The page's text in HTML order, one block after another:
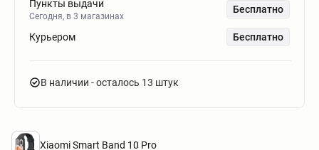
Пункты выдачи
Сегодня, в 3 магазинах
Бесплатно
Курьером Бесплатно
В наличии - осталось 13 штук
Xiaomi Smart Band 10 Pro